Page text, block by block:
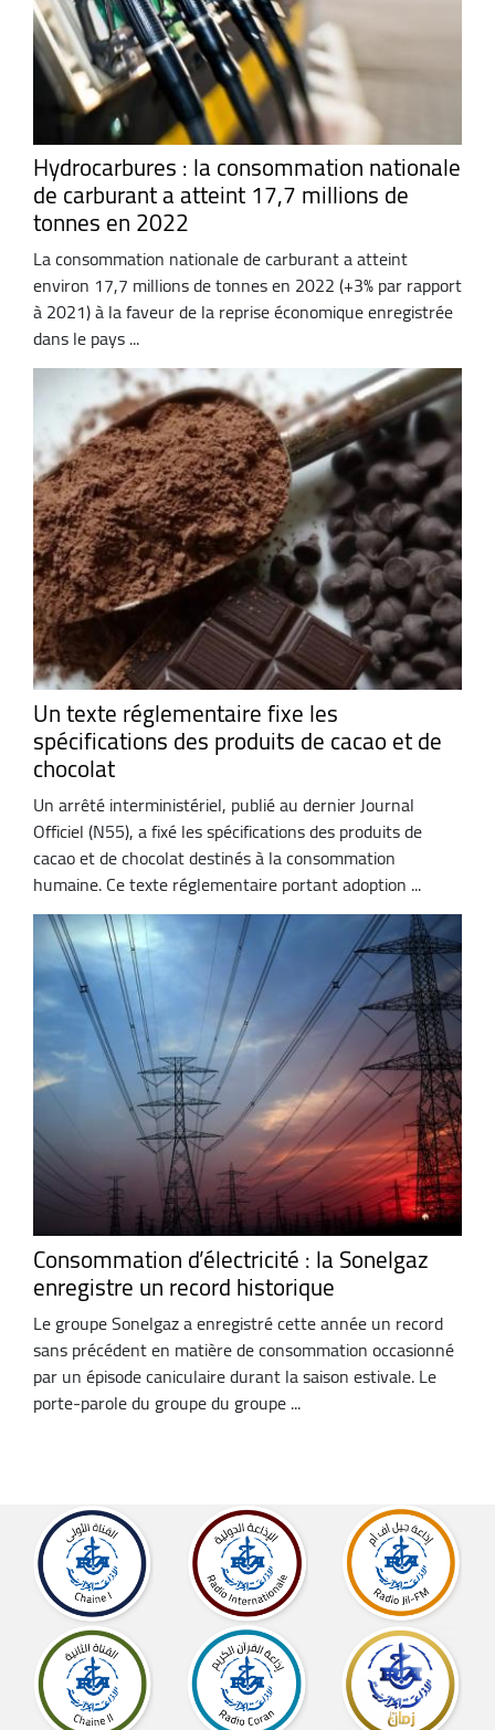
Hydrocarbures : la consommation nationale
de carburant a atteint 17,7 millions de
tonnes en 2022
La consommation nationale de carburant a atteint
environ 17,7 millions de tonnes en 2022 (+3% par rapport
à 2021) à la faveur de la reprise économique enregistrée
dans le pays ...
Un texte réglementaire fixe les
spécifications des produits de cacao et de
chocolat
Un arrêté interministériel, publié au dernier Journal
Officiel (N55), a fixé les spécifications des produits de
cacao et de chocolat destinés à la consommation
humaine. Ce texte réglementaire portant adoption ...
Consommation d’électricité : la Sonelgaz
enregistre un record historique
Le groupe Sonelgaz a enregistré cette année un record
sans précédent en matière de consommation occasionné
par un épisode caniculaire durant la saison estivale. Le
porte-parole du groupe du groupe ...